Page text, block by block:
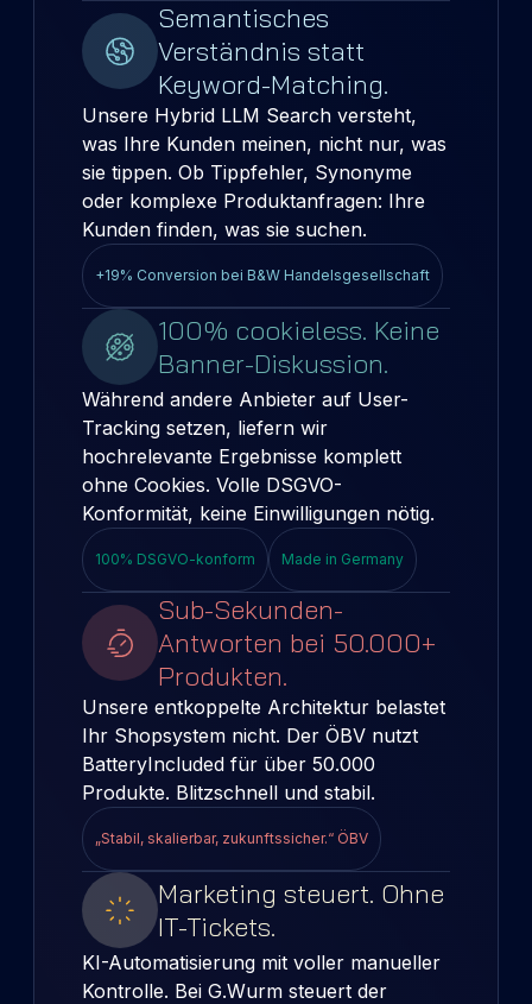
Semantisches
Verständnis statt
Keyword-Matching.
Unsere Hybrid LLM Search versteht,
was Ihre Kunden meinen, nicht nur, was
sie tippen. Ob Tippfehler, Synonyme
oder komplexe Produktanfragen: Ihre
Kunden finden, was sie suchen.
+19% Conversion bei B&W Handelsgesellschaft
100% cookieless. Keine
Banner-Diskussion.
Während andere Anbieter auf User-
Tracking setzen, liefern wir
hochrelevante Ergebnisse komplett
ohne Cookies. Volle DSGVO-
Konformität, keine Einwilligungen nötig.
100% DSGVO-konform Made in Germany
Sub-Sekunden-
Antworten bei 50.000+
Produkten.
Unsere entkoppelte Architektur belastet
Ihr Shopsystem nicht. Der ÖBV nutzt
BatteryIncluded für über 50.000
Produkte. Blitzschnell und stabil.
„Stabil, skalierbar, zukunftssicher.“ ÖBV
Marketing steuert. Ohne
IT-Tickets.
KI-Automatisierung mit voller manueller
Kontrolle. Bei G.Wurm steuert der